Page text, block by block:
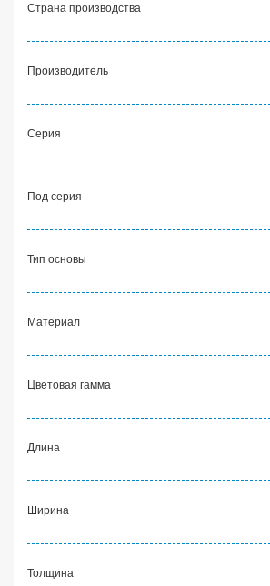
Страна производства
Производитель
Серия
Под серия
Тип основы
Материал
Цветовая гамма
Длина
Ширина
Толщина
Заявка на расчет
файл